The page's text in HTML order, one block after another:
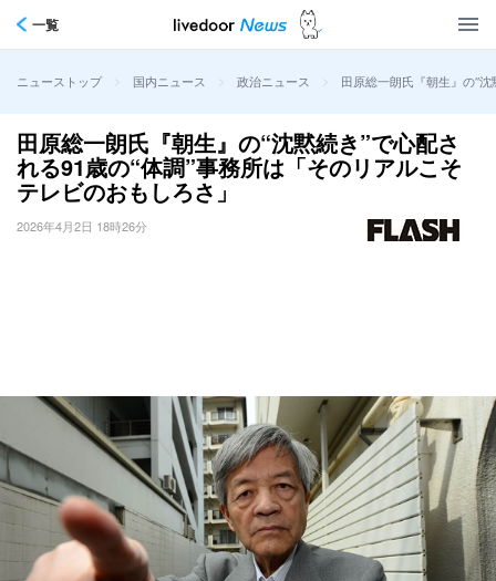
一覧
ニューストップ > 国内ニュース > 政治ニュース > 田原総一朗氏『朝生』の“
田原総一朗氏『朝生』の“沈黙続き”で心配さ
れる91歳の“体調”事務所は「そのリアルこそ
テレビのおもしろさ」
2026年4月2日 18時26分